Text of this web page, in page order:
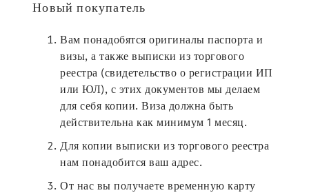
Новый покупатель
Вам понадобятся оригиналы паспорта и
визы, а также выписки из торгового
реестра (свидетельство о регистрации ИП
или ЮЛ), с этих документов мы делаем
для себя копии. Виза должна быть
действительна как минимум 1 месяц.
Для копии выписки из торгового реестра
нам понадобится ваш адрес.
От нас вы получаете временную карту